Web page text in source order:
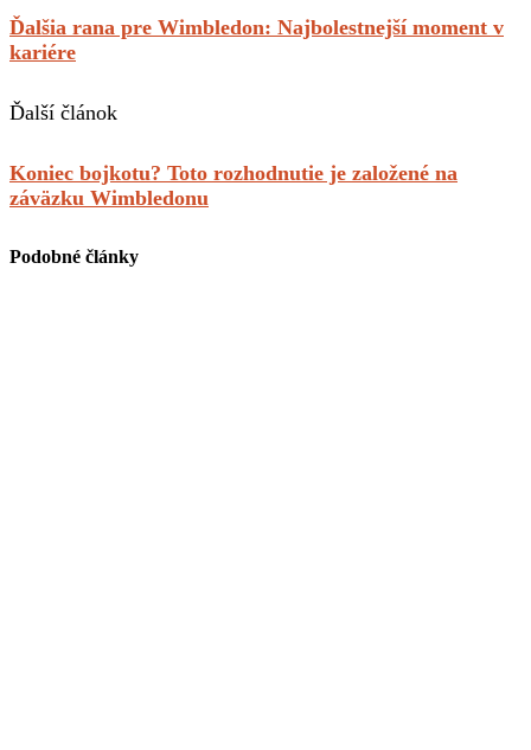
Ďalšia rana pre Wimbledon: Najbolestnejší moment v
kariére
Ďalší článok
Koniec bojkotu? Toto rozhodnutie je založené na
záväzku Wimbledonu
Podobné články